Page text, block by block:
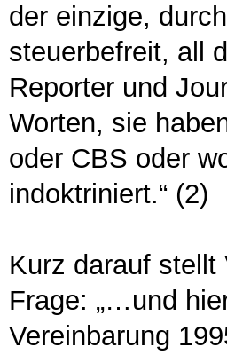
der einzige,
steuerbefreit, all
Reporter und
Worten, sie
oder CBS oder
indoktriniert.“ (2)
Kurz darauf
Frage: „…und
Vereinbarung